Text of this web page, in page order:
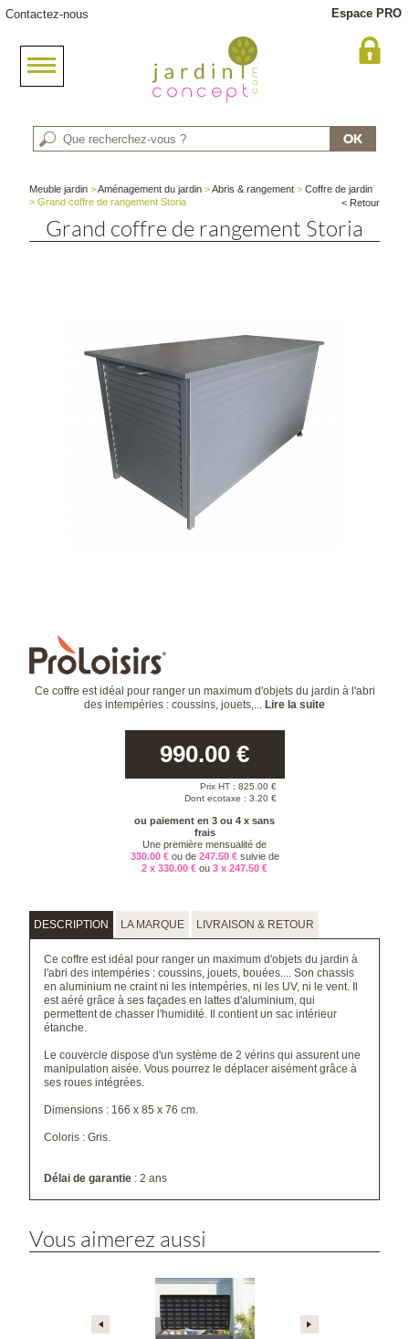
Contactez-nous Espace PRO
Meuble jardin >Aménagement du jardin >Abris & rangement >Coffre de jardin
> Grand coffre de rangement Storia
< Retour
Grand coffre de rangement Storia
Ce coffre est idéal pour ranger un maximum d'objets du jardin à l'abri
des intempéries : coussins, jouets,... Lire la suite
990.00 €
Prix HT : 825.00 €
Dont ecotaxe : 3.20 €
ou paiement en 3 ou 4 x sans
frais
Une première mensualité de
330.00 € ou de 247.50 € suivie de
2 x 330.00 € ou 3 x 247.50 €
DESCRIPTION LA MARQUE LIVRAISON & RETOUR
Ce coffre est idéal pour ranger un maximum d'objets du jardin à
l'abri des intempéries : coussins, jouets, bouées.... Son chassis
en aluminium ne craint ni les intempéries, ni les UV, ni le vent. Il
est aéré grâce à ses façades en lattes d'aluminium, qui
permettent de chasser l'humidité. Il contient un sac intérieur
étanche.
Le couvercle dispose d'un système de 2 vérins qui assurent une
manipulation aisée. Vous pourrez le déplacer aisément grâce à
ses roues intégrées.
Dimensions : 166 x 85 x 76 cm.
Coloris : Gris.
Délai de garantie : 2 ans
Vous aimerez aussi